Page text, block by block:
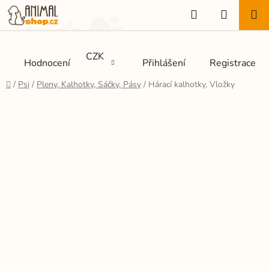
Přejít
na
obsah
Hodnocení CZK Přihlášení Registrace
Hledat
KOŠÍK
Domů
/ Psi / Pleny, Kalhotky, Sáčky, Pásy / Hárací kalhotky, Vložky